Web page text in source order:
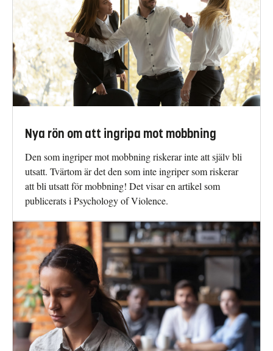
Nya rön om att ingripa mot mobbning
Den som ingriper mot mobbning riskerar inte att själv bli
utsatt. Tvärtom är det den som inte ingriper som riskerar
att bli utsatt för mobbning! Det visar en artikel som
publicerats i Psychology of Violence.